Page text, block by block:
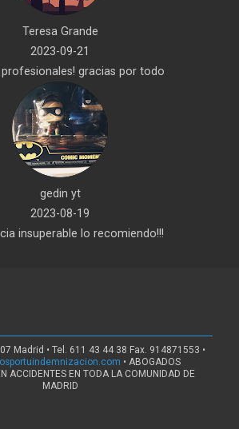
Teresa Grande
2023-09-21
profesionales! gracias por todo
gedin yt
2023-08-19
insuperable lo recomiendo!!!
Madrid • Tel. 611 43 44 38 Fax. 914871553 •
• ABOGADOS
ACCIDENTES EN TODA LA COMUNIDAD DE
MADRID